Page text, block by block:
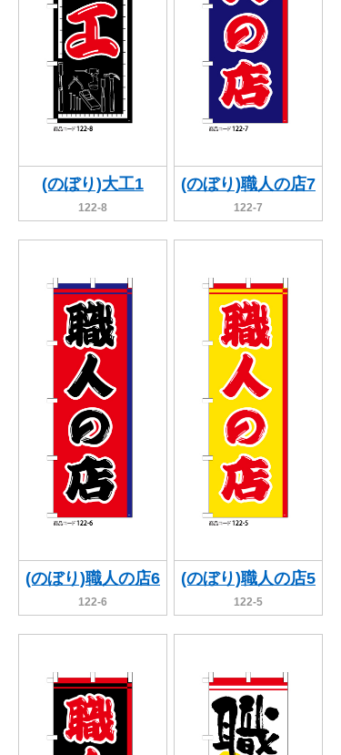
(のぼり)大工1
122-8
(のぼり)職人の店7
122-7
(のぼり)職人の店6
122-6
(のぼり)職人の店5
122-5